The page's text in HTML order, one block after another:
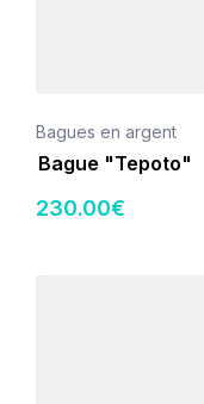
Bagues en argent
Bague "Tepoto"
230.00€